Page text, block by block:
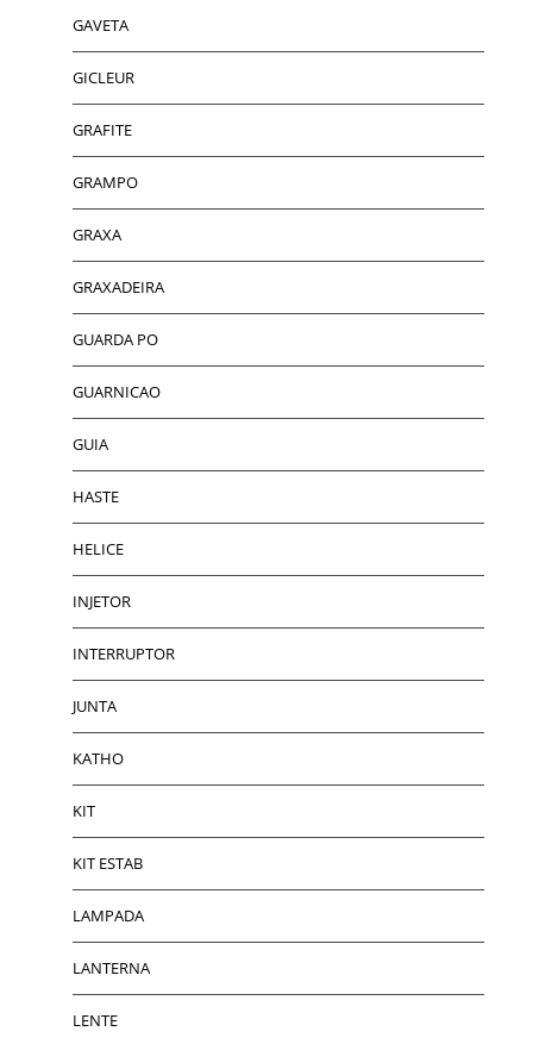
GAVETA
GICLEUR
GRAFITE
GRAMPO
GRAXA
GRAXADEIRA
GUARDA PO
GUARNICAO
GUIA
HASTE
HELICE
INJETOR
INTERRUPTOR
JUNTA
KATHO
KIT
KIT ESTAB
LAMPADA
LANTERNA
LENTE